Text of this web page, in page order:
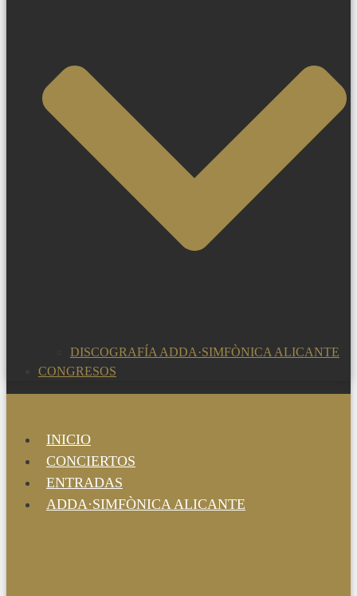
DISCOGRAFÍA ADDA·SIMFÒNICA ALICANTE
CONGRESOS
INICIO
CONCIERTOS
ENTRADAS
ADDA·SIMFÒNICA ALICANTE